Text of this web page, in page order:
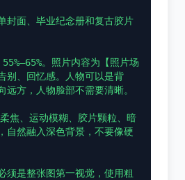
封面、毕业纪念册和复古胶片
。照片内容为【照片场
别、回忆感。人物可以是背
方，人物脸部不需要清晰。
焦、运动模糊、胶片颗粒、暗
自然融入深色背景，不要像硬
须是整张图第一视觉，使用粗